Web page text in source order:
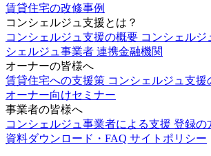
賃貸住宅の改修事例
コンシェルジュ支援とは？
コンシェルジュ支援の概要 コンシェルジ
シェルジュ事業者 連携金融機関
オーナーの皆様へ
賃貸住宅への支援策 コンシェルジュ支援
オーナー向けセミナー
事業者の皆様へ
コンシェルジュ事業者による支援 登録の
資料ダウンロード・FAQ サイトポリシー